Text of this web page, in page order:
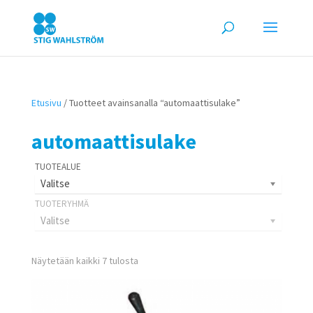
Etusivu / Tuotteet avainsanalla “automaattisulake”
automaattisulake
Valitse
Valitse
Näytetään kaikki 7 tulosta